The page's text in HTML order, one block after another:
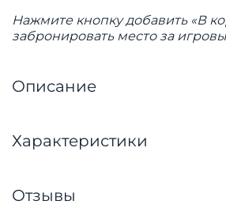
Нажмите кнопку добавить «В
забронировать место за
Описание
Характеристики
Отзывы